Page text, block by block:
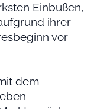
Einbußen,
ihrer
vor
dem